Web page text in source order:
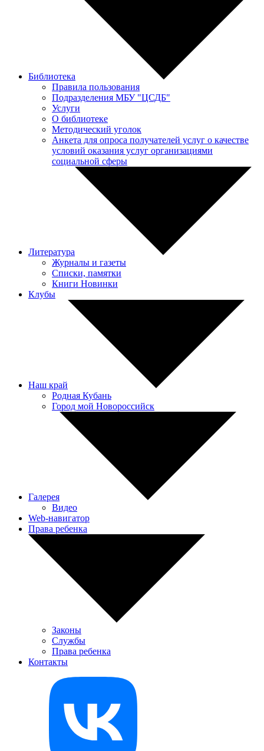
Библиотека
Правила пользования
Подразделения МБУ "ЦСДБ"
Услуги
О библиотеке
Методический уголок
Анкета для опроса получателей услуг о качестве
условий оказания услуг организациями
социальной сферы
Литература
Журналы и газеты
Списки, памятки
Книги Новинки
Клубы
Наш край
Родная Кубань
Город мой Новороссийск
Галерея
Видео
Web-навигатор
Права ребенка
Законы
Службы
Права ребенка
Контакты